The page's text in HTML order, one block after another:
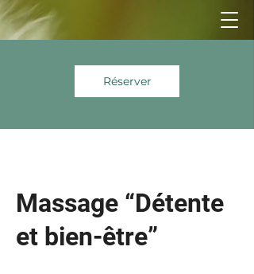
Réserver
Massage “Détente
et bien-être”